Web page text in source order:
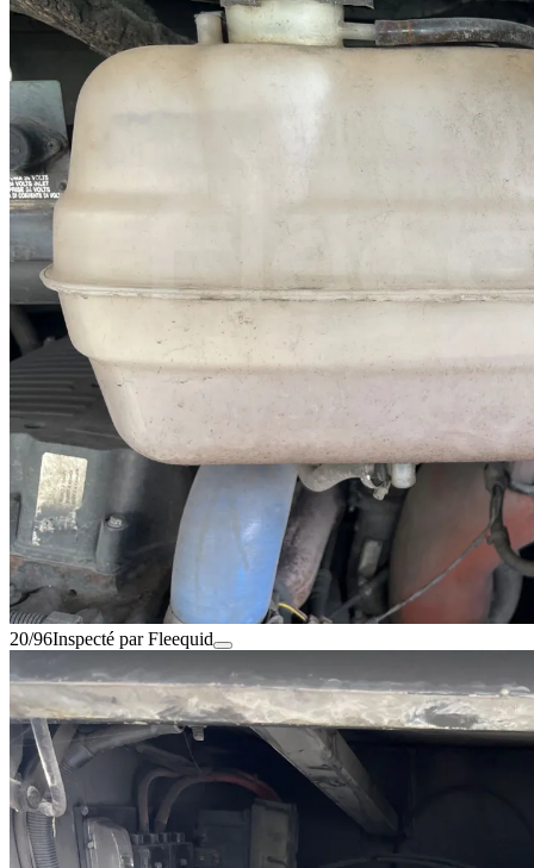
20/96Inspecté par Fleequid